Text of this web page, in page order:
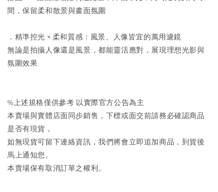
間，保留柔和散景與畫面氛圍
．精準控光 × 柔和質感：風景、人像皆宜的萬用濾鏡
無論是拍攝人像還是風景，都能靈活應對，展現理想光影與
氛圍效果
%上述規格僅供參考 以實際官方公告為主
本賣場與實體店面同步銷售，下標或面交前請務必確認商品
是否有現貨，
如無現貨可留下連絡資訊，我們將會立即追加商品，到貨後
馬上通知您。
本賣場保有取消訂單之權利。